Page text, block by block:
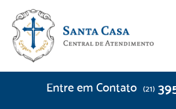
Entre em Contato (21)